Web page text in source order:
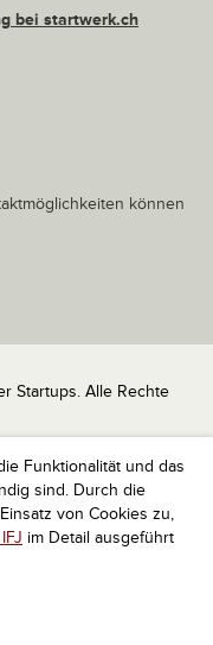
Funktionalität und das
sind. Durch die
von Cookies zu,
im Detail ausgeführt
bei startwerk.ch
können
Startups. Alle Rechte